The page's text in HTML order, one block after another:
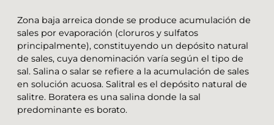
Zona baja arreica donde se produce acumulación de
sales por evaporación (cloruros y sulfatos
principalmente), constituyendo un depósito natural
de sales, cuya denominación varía según el tipo de
sal. Salina o salar se refiere a la acumulación de sales
en solución acuosa. Salitral es el depósito natural de
salitre. Boratera es una salina donde la sal
predominante es borato.